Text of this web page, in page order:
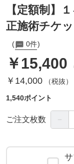
【定額制】
正施術チケ
0件
￥15,400
￥14,000（税抜）
1,540ポイント
ご注文枚数 －